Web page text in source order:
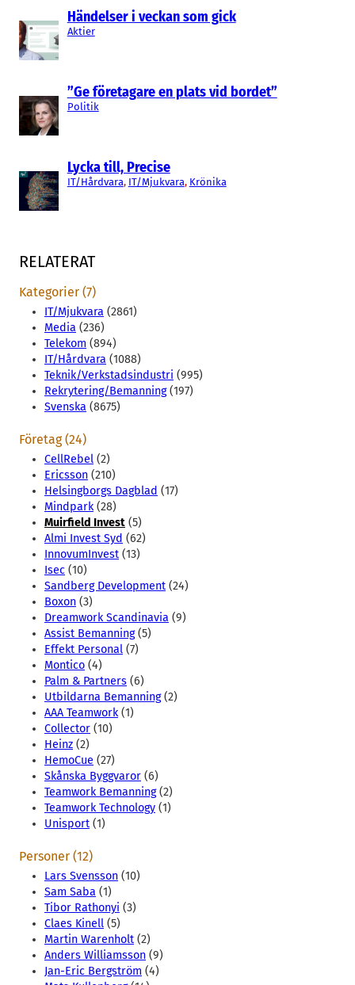
Händelser i veckan som gick
Aktier
”Ge företagare en plats vid bordet”
Politik
Lycka till, Precise
IT/Hårdvara, IT/Mjukvara, Krönika
RELATERAT
Kategorier (7)
IT/Mjukvara (2861)
Media (236)
Telekom (894)
IT/Hårdvara (1088)
Teknik/Verkstadsindustri (995)
Rekrytering/Bemanning(197)
Svenska (8675)
Företag (24)
CellRebel (2)
Ericsson (210)
Helsingborgs Dagblad (17)
Mindpark(28)
Muirfield Invest (5)
Almi Invest Syd (62)
InnovumInvest (13)
Isec (10)
Sandberg Development (24)
Boxon (3)
Dreamwork Scandinavia (9)
Assist Bemanning(5)
Effekt Personal (7)
Montico (4)
Palm & Partners (6)
Utbildarna Bemanning(2)
AAA Teamwork(1)
Collector (10)
Heinz (2)
HemoCue (27)
Skånska Byggvaror (6)
Teamwork Bemanning(2)
Teamwork Technology (1)
Unisport (1)
Personer (12)
Lars Svensson (10)
Sam Saba (1)
Tibor Rathonyi (3)
Claes Kinell (5)
Martin Warenholt (2)
Anders Williamsson (9)
Jan-Eric Bergström (4)